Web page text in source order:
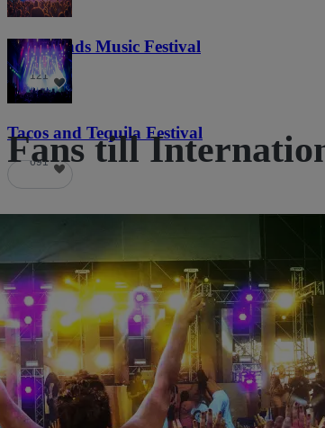
Lost Lands Music Festival
121
Tacos and Tequila Festival
691
Fans till